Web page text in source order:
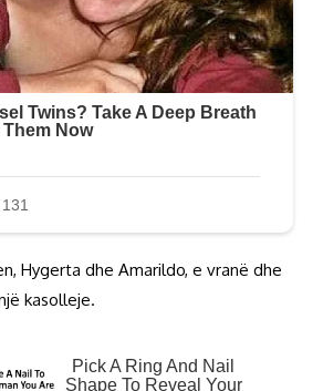
Hygerta dhe Amarildo, e vranë dhe
kasolleje.